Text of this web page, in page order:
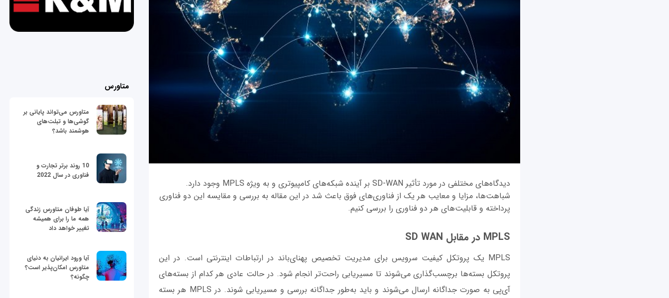
دیدگاه‌های مختلفی در مورد تأثیر‌ SD-WAN بر آینده شبکه‌های کامپیوتری و به ویژه MPLS وجود دارد.
شباهت‌ها، مزایا و معایب هر یک از فناوری‌های فوق باعث شد در این مقاله به بررسی و مقایسه این دو فناوری
پرداخته و قابلیت‌های هر دو فناوری را بررسی کنیم.
MPLS در مقابل SD WAN
MPLS یک پروتکل کیفیت سرویس برای مدیریت تخصیص پهنای‌باند در ارتباطات اینترنتی است. در این
پروتکل بسته‌ها برچسب‌گذاری می‌شوند تا مسیریابی راحت‌تر انجام شود. در حالت عادی هر کدام از بسته‌های
آی‌پی به صورت جداگانه ارسال می‌شوند و باید به‌‌طور جداگانه بررسی و مسیریابی شوند. در MPLS هر بسته
متاورس
متاورس می‌تواند پایانی بر
گوشی‌ها و تبلت‌های
هوشمند باشد؟
10 روند برتر تجارت و
فناوری در سال 2022
آیا طوفان متاورس زندگی
همه ما را برای همیشه
تغییر خواهد داد
آیا ورود ایرانیان به دنیای
متاورس امکان‌پذیر است؟
چگونه؟